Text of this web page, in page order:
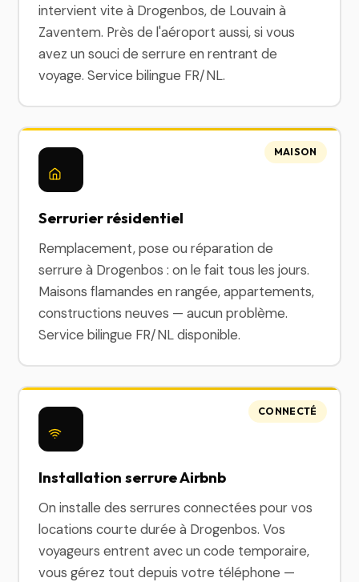
intervient vite à Drogenbos, de Louvain à
Zaventem. Près de l'aéroport aussi, si vous
avez un souci de serrure en rentrant de
voyage. Service bilingue FR/NL.
Serrurier résidentiel
Remplacement, pose ou réparation de
serrure à Drogenbos : on le fait tous les jours.
Maisons flamandes en rangée, appartements,
constructions neuves — aucun problème.
Service bilingue FR/NL disponible.
MAISON
Installation serrure Airbnb
On installe des serrures connectées pour vos
locations courte durée à Drogenbos. Vos
voyageurs entrent avec un code temporaire,
vous gérez tout depuis votre téléphone —
CONNECTÉ